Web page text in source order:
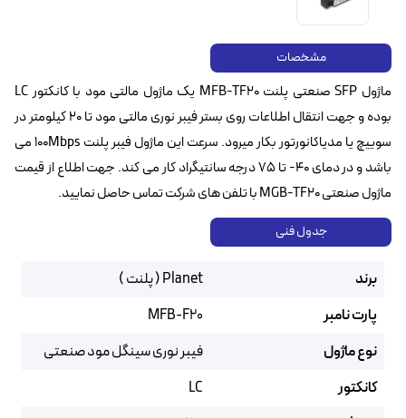
مشخصات
ماژول SFP صنعتی پلنت MFB-TF20 یک ماژول مالتی مود با کانکتور LC
بوده و جهت انتقال اطلاعات روی بستر فیبر نوری مالتی مود تا ۲۰ کیلومتر در
سوییچ یا مدیاکانورتور بکار میرود. سرعت این ماژول فیبر پلنت 100Mbps می
باشد و در دمای ۴۰- تا ۷۵ درجه سانتیگراد کار می کند. جهت اطلاع از قیمت
ماژول صنعتی MGB-TF20 با تلفن های شرکت تماس حاصل نمایید.
جدول فنی
برند
Planet ( پلنت )
پارت نامبر
MFB-F20
نوع ماژول
فیبر نوری سینگل مود صنعتی
کانکتور
LC